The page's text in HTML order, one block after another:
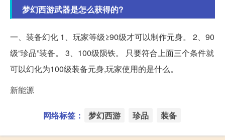
梦幻西游武器是怎么获得的?
一、装备幻化 1、玩家等级≥90级才可以制作元身。 2、90
级“珍品”装备。 3、100级陨铁。 只要符合上面三个条件就
可以幻化为100级装备元身,玩家使用的是什么。
新能源
网络标签： 梦幻西游 珍品 装备